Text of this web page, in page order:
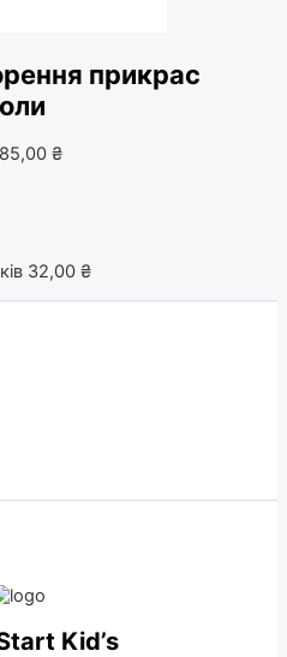
прикрас
₴
32,00 ₴
Kid’s